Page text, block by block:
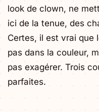
look de clown, ne
ici de la tenue, des
Certes, il est vrai que
pas dans la couleur,
pas exagérer. Trois
parfaites.